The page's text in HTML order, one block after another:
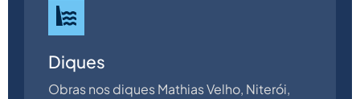
Diques
Obras nos diques Mathias Velho, Niterói,